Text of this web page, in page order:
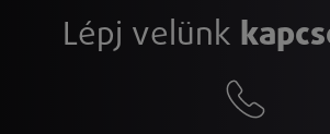
Lépj velünk